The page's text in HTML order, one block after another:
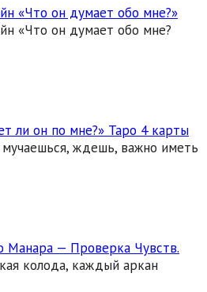
«Что он думает обо мне?»
«Что он думает обо мне?
ли он по мне?» Таро 4 карты
ждешь, важно иметь
Манара — Проверка Чувств.
колода, каждый аркан